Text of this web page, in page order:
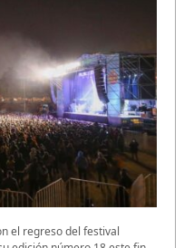
el regreso del festival